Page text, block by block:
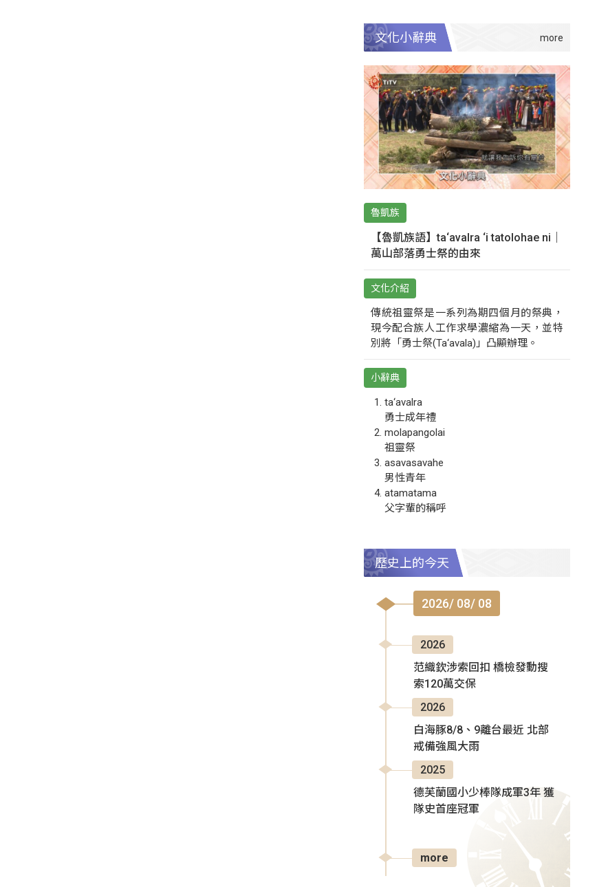
文化小辭典
魯凱族
【魯凱族語】ta‘avalra ‘i tatolohae ni｜
萬山部落勇士祭的由來
文化介紹
傳統祖靈祭是一系列為期四個月的祭典，
現今配合族人工作求學濃縮為一天，並特
別將「勇士祭(Ta‘avala)」凸顯辦理。
小辭典
ta‘avalra
勇士成年禮
molapangolai
祖靈祭
asavasavahe
男性青年
atamatama
父字輩的稱呼
歷史上的今天
2026/ 08/ 08
2026
范織欽涉索回扣 橋檢發動搜
索120萬交保
2026
白海豚8/8、9離台最近 北部
戒備強風大雨
2025
德芙蘭國小少棒隊成軍3年 獲
隊史首座冠軍
more